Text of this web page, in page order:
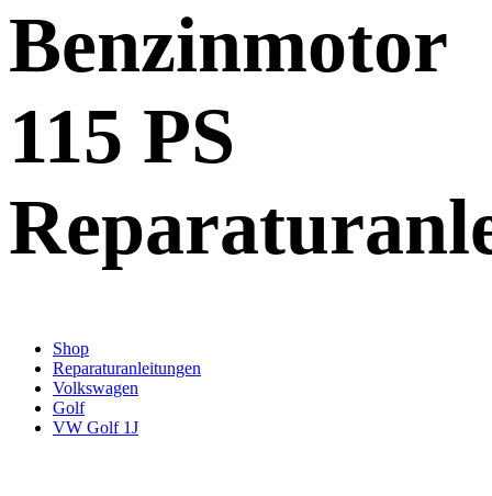
Benzinmotor
115 PS
Shop
Reparaturanleitungen
Volkswagen
Golf
VW Golf 1J